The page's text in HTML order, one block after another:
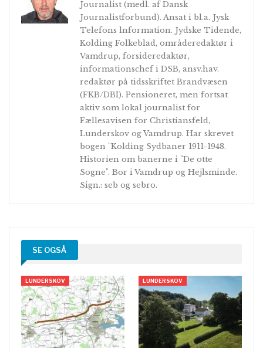
Journalist (medl. af Dansk
Journalistforbund). Ansat i bl.a. Jysk
Telefons lnformation. Jydske Tidende,
Kolding Folkeblad, områderedaktør i
Vamdrup, forsideredaktør,
informationschef i DSB, ansv.hav.
redaktør på tidsskriftet Brandvæsen
(FKB/DBI). Pensioneret, men fortsat
aktiv som lokal journalist for
Fællesavisen for Christiansfeld,
Lunderskov og Vamdrup. Har skrevet
bogen "Kolding Sydbaner 1911-1948.
Historien om banerne i "De otte
Sogne". Bor i Vamdrup og Hejlsminde.
Sign.: seb og sebro.
SE OGSÅ
LUNDERSKOV LUNDERSKOV